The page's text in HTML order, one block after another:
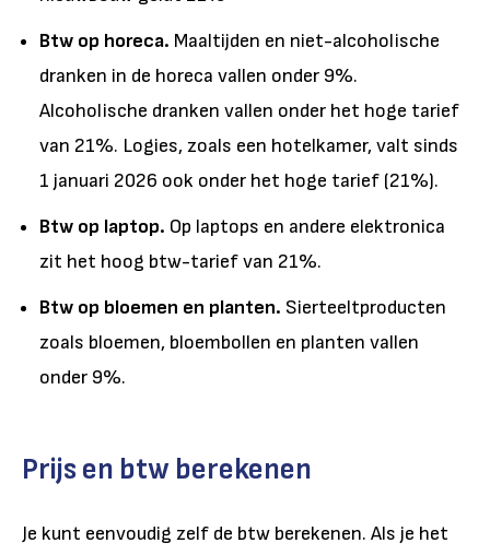
Btw op horeca. Maaltijden en niet-alcoholische
dranken in de horeca vallen onder 9%.
Alcoholische dranken vallen onder het hoge tarief
van 21%. Logies, zoals een hotelkamer, valt sinds
1 januari 2026 ook onder het hoge tarief (21%).
Btw op laptop. Op laptops en andere elektronica
zit het hoog btw-tarief van 21%.
Btw op bloemen en planten. Sierteeltproducten
zoals bloemen, bloembollen en planten vallen
onder 9%.
Prijs en btw berekenen
Je kunt eenvoudig zelf de btw berekenen. Als je het